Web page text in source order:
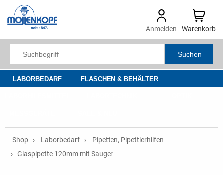
Anmelden Warenkorb
Suchen
LABORBEDARF FLASCHEN & BEHÄLTER
Shop Laborbedarf
Pipetten, Pipettierhilfen
Glaspipette 120mm mit Sauger